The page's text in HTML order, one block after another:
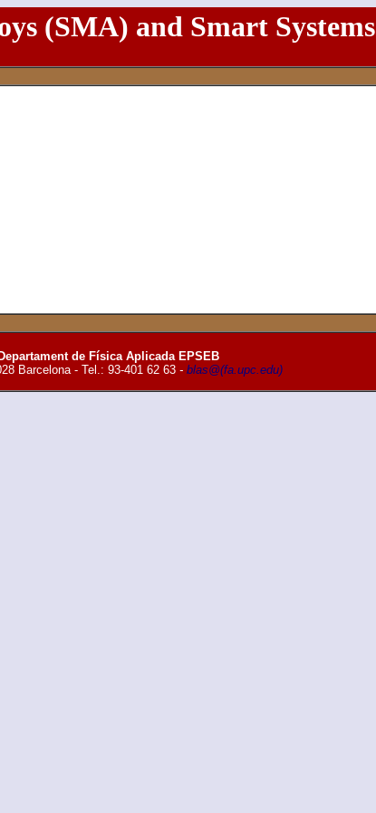
(SMA) and Smart Systems
de Física Aplicada EPSEB
Barcelona - Tel.: 93-401 62 63 - blas@(fa.upc.edu)